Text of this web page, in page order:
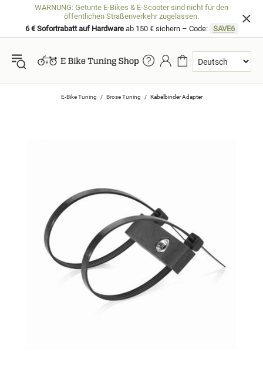
WARNUNG: Getunte E-Bikes & E-Scooter sind nicht für den
öffentlichen Straßenverkehr zugelassen.
6 € Sofortrabatt auf Hardwareab 150 € sichern – Code: SAVE6
E-Bike Tuning Brose Tuning Kabelbinder Adapter